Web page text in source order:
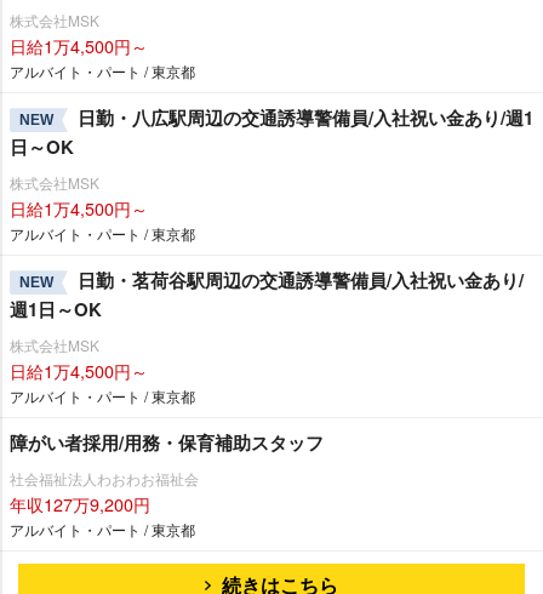
株式会社MSK
日給1万4,500円～
アルバイト・パート / 東京都
NEW
日勤・八広駅周辺の交通誘導警備員/入社祝い金あり/週1
日～OK
株式会社MSK
日給1万4,500円～
アルバイト・パート / 東京都
NEW
日勤・茗荷谷駅周辺の交通誘導警備員/入社祝い金あり/
週1日～OK
株式会社MSK
日給1万4,500円～
アルバイト・パート / 東京都
障がい者採用/用務・保育補助スタッフ
社会福祉法人わおわお福祉会
年収127万9,200円
アルバイト・パート / 東京都
続きはこちら